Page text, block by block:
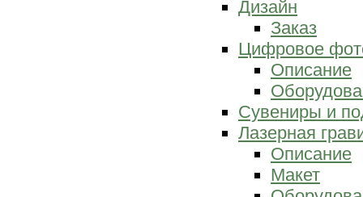
Дизайн
Заказ
Цифровое
Описание
Сувениры и
Лазерная
Описание
Макет